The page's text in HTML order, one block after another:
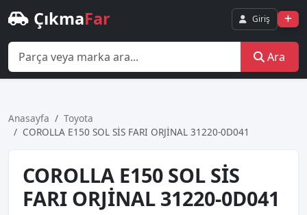
ÇıkmaFar Giriş
Ara
Anasayfa
Toyota
COROLLA E150 SOL SİS FARI ORJİNAL 31220-0D041
COROLLA E150 SOL SİS
FARI ORJİNAL 31220-0D041